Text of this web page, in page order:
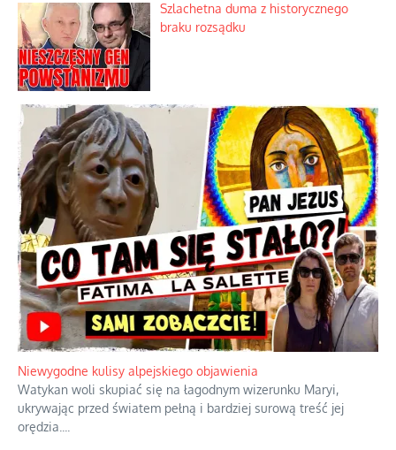
Nietrwałość hormonów i zalety
intercyzy
Szlachetna duma z historycznego
braku rozsądku